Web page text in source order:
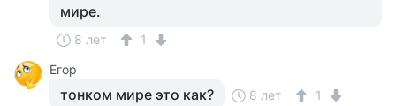
мире.
8 лет
1
Егор
тонком мире это как? 8 лет 1